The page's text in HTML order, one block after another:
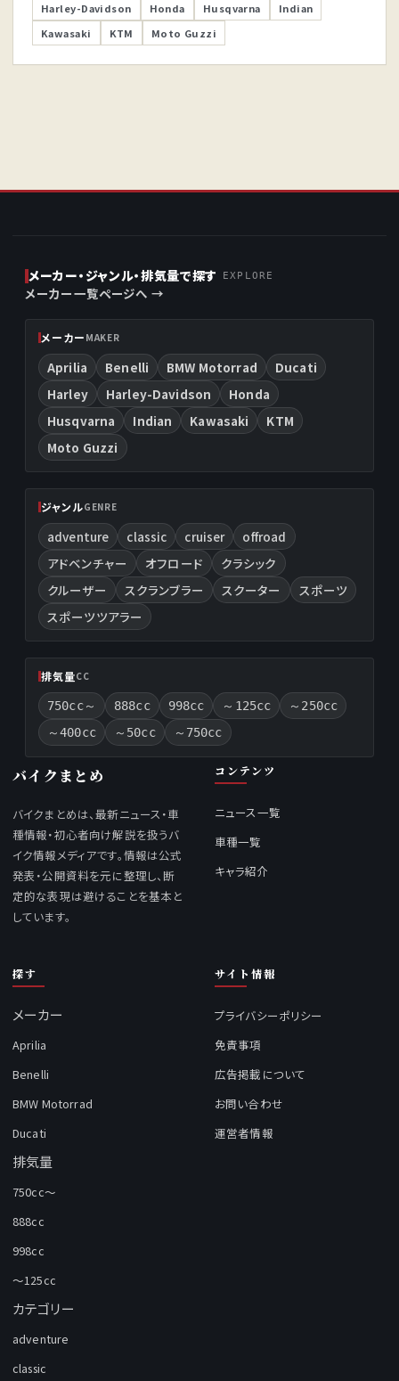
Harley-Davidson
Honda Husqvarna
Indian
Kawasaki
KTM Moto Guzzi
メーカー・ジャンル・排気量で探す EXPLORE
メーカー一覧ページへ →
メーカー MAKER
Aprilia Benelli BMW Motorrad
Ducati
Harley
Harley-Davidson
Honda
Husqvarna
Indian Kawasaki
KTM
Moto Guzzi
ジャンルGENRE
adventure classic cruiser
offroad
アドベンチャー
オフロード
クラシック
クルーザー
スクランブラー スクーター
スポーツ
スポーツツアラー
排気量CC
750cc～ 888cc 998cc ～125cc
～250cc
～400cc
～50cc ～750cc
バイクまとめ
バイクまとめは、最新ニュース・車
種情報・初心者向け解説を扱うバ
イク情報メディアです。情報は公式
発表・公開資料を元に整理し、断
定的な表現は避けることを基本と
しています。
コンテンツ
ニュース一覧
車種一覧
キャラ紹介
探す
メーカー
Aprilia
Benelli
BMW Motorrad
Ducati
排気量
750cc～
888cc
998cc
～125cc
カテゴリー
adventure
classic
サイト情報
プライバシーポリシー
免責事項
広告掲載について
お問い合わせ
運営者情報